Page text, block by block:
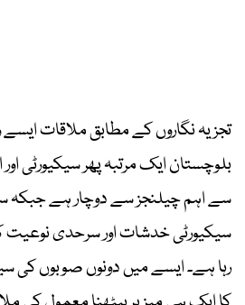
تجزیہ نگاروں کے مطابق ملاقات
بلوچستان ایک مرتبہ پھر سیکیورٹی
سے اہم چیلنجز سے دوچار ہے
سیکیورٹی خدشات اور سرحدی نوعیت
رہا ہے۔ ایسے میں دونوں صوبوں کی